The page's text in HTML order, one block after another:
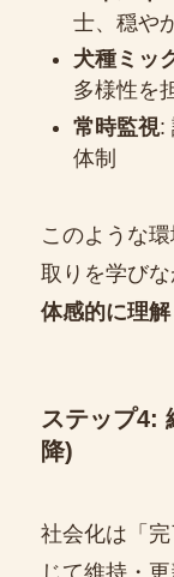
士、穏や
犬種ミッ
多様性を
常時監視:
体制
このような
取りを学び
体感的に理解
ステップ4:
降)
社会化は「
じて維持・